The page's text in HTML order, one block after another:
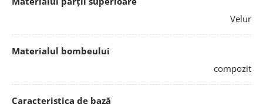
Velur
Materialul bombeului
compozit
Caracteristica de bază